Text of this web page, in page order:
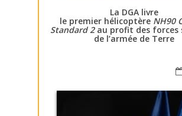
La DGA livre
le premier hélicoptère NH90
Standard 2au profit des forces
de l’armée de Terre